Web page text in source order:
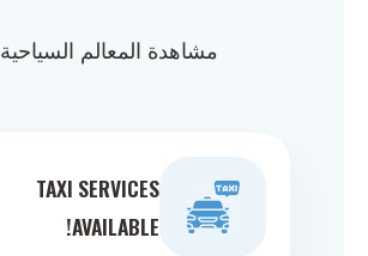
مشاهدة المعالم السياحية
TAXI SERVICES
AVAILABLE!